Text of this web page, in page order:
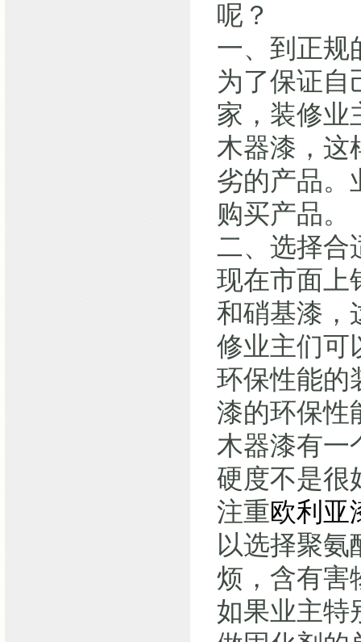
呢？
一、到正规
为了保证自
家，装修业
木器漆，这
劣的产品。
购买产品。
二、选择合
现在市面上
和硝基漆，
修业主们可
环保性能的
漆的环保性
木器漆有一
硬度不是很
注重欧利亚
以选择聚氨
烦，含有害
如果业主特